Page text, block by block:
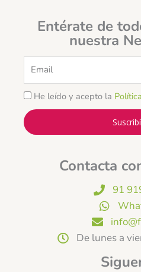
Entérate de
nuestra
He leído y acepto la
Contacta
91
De lunes a